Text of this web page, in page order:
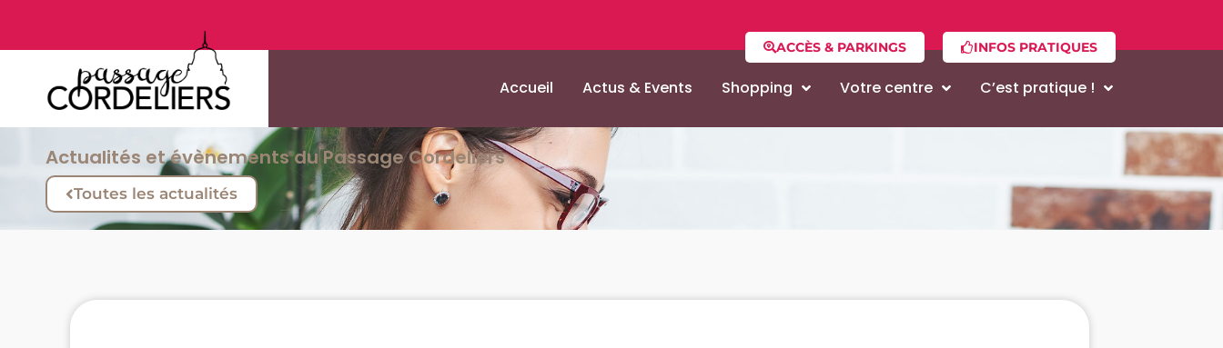
ACCÈS & PARKINGS INFOS PRATIQUES
Accueil Actus & Events Shopping Votre centre C’est pratique !
Actualités et évènements du Passage Cordeliers
Toutes les actualités